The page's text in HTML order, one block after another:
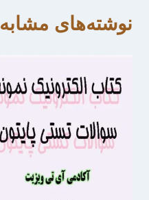
نوشته‌های مشابه